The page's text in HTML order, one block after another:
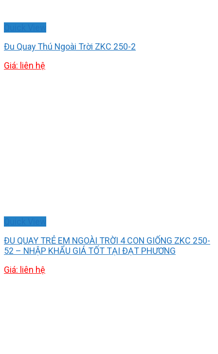
Đu Quay Thú Ngoài Trời ZKC 250-2
Giá: liên hệ
ĐU QUAY TRẺ EM NGOÀI TRỜI 4 CON GIỐNG ZKC 250-
52 – NHẬP KHẨU GIÁ TỐT TẠI ĐẠT PHƯƠNG
Giá: liên hệ